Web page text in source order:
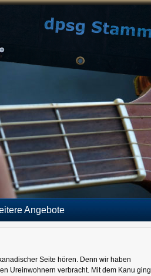
Angebote
Seite hören. Denn wir haben
Ureinwohnern verbracht. Mit dem Kanu ging